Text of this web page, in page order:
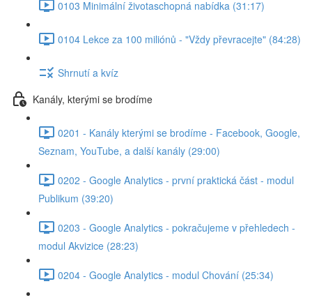
0103 Minimální životaschopná nabídka (31:17)
0104 Lekce za 100 miliónů - "Vždy převracejte" (84:28)
Shrnutí a kvíz
Kanály, kterými se brodíme
0201 - Kanály kterými se brodíme - Facebook, Google,
Seznam, YouTube, a další kanály (29:00)
0202 - Google Analytics - první praktická část - modul
Publikum (39:20)
0203 - Google Analytics - pokračujeme v přehledech -
modul Akvizice (28:23)
0204 - Google Analytics - modul Chování (25:34)